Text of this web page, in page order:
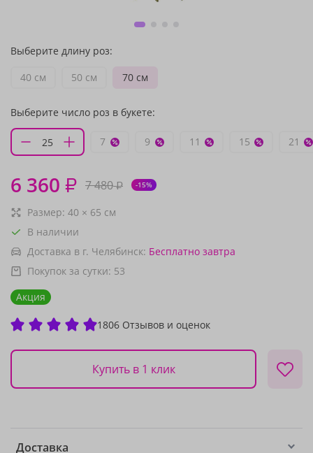
Выберите длину роз:
40 см
50 см 70 см
Выберите число роз в букете:
7 9 11 15 21
6 360 ₽ 7 480₽ -15%
Размер: 40 × 65 см
В наличии
Доставка в г. Челябинск: Бесплатно завтра
Покупок за сутки: 53
Акция
1806 Отзывов и оценок
Купить в 1 клик
Доставка